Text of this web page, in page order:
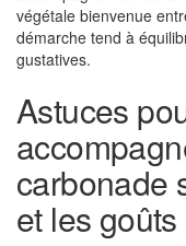
végétale bienvenue
démarche tend à
gustatives.
Astuces
carbonade
et les goûts